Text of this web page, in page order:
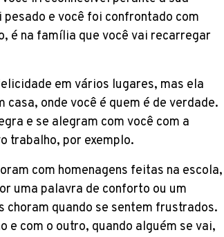
e você foi confrontado com
é na família que você vai recarregar
em vários lugares, mas ela
onde você é quem é de verdade.
e se alegram com você com a
trabalho, por exemplo.
com homenagens feitas na escola,
uma palavra de conforto ou um
choram quando se sentem frustrados.
e com o outro, quando alguém se vai,